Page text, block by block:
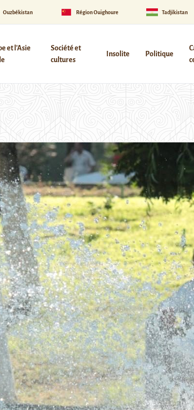
Ouzbékistan Région Ouïghoure Tadjikistan
et l'Asie
Société et
cultures
Insolite Politique